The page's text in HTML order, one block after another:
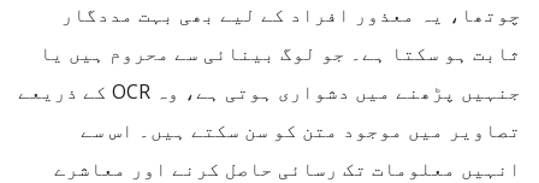
چوتھا، یہ معذور افراد کے لیے بھی بہت مددگار
ثابت ہو سکتا ہے۔ جو لوگ بینائی سے محروم ہیں یا
جنہیں پڑھنے میں دشواری ہوتی ہے، وہ OCR کے ذریعے
تصاویر میں موجود متن کو سن سکتے ہیں۔ اس سے
انہیں معلومات تک رسائی حاصل کرنے اور معاشرے